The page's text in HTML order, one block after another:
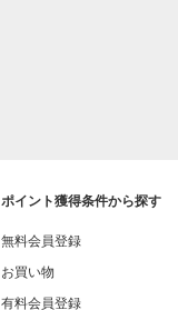
ポイント獲得条件から探す
無料会員登録
お買い物
有料会員登録